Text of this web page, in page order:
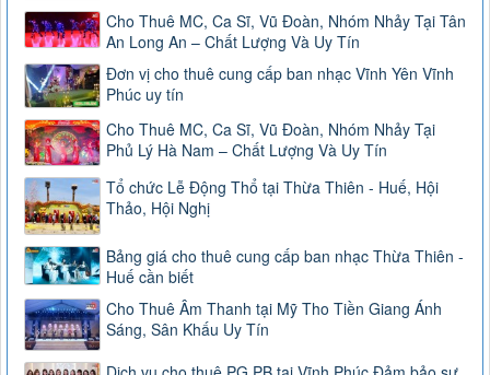
Cho Thuê MC, Ca Sĩ, Vũ Đoàn, Nhóm Nhảy Tại Tân
An Long An – Chất Lượng Và Uy Tín
Đơn vị cho thuê cung cấp ban nhạc Vĩnh Yên Vĩnh
Phúc uy tín
Cho Thuê MC, Ca Sĩ, Vũ Đoàn, Nhóm Nhảy Tại
Phủ Lý Hà Nam – Chất Lượng Và Uy Tín
Tổ chức Lễ Động Thổ tại Thừa Thiên - Huế, Hội
Thảo, Hội Nghị
Bảng giá cho thuê cung cấp ban nhạc Thừa Thiên -
Huế cần biết
Cho Thuê Âm Thanh tại Mỹ Tho Tiền Giang Ánh
Sáng, Sân Khấu Uy Tín